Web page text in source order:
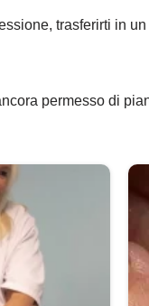
trasferirti in
permesso di